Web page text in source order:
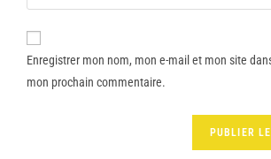
Enregistrer mon nom, mon e-mail et mon site
mon prochain commentaire.